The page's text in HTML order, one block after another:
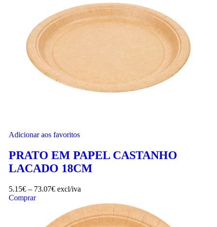
Adicionar aos favoritos
PRATO EM PAPEL CASTANHO
LACADO 18CM
5.15€ – 73.07€ excl/iva
Comprar